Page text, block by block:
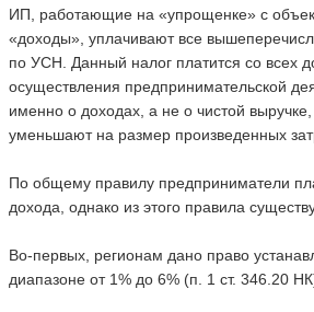
ИП, работающие на «упрощенке» с
«доходы», уплачивают все
по УСН. Данный налог платится со всех
осуществления предпринимательской
именно о доходах, а не о чистой
уменьшают на размер произведенных
По общему правилу предприниматели
дохода, однако из этого правила
Во-первых, регионам дано право
диапазоне от 1% до 6% (п. 1 ст. 346.20